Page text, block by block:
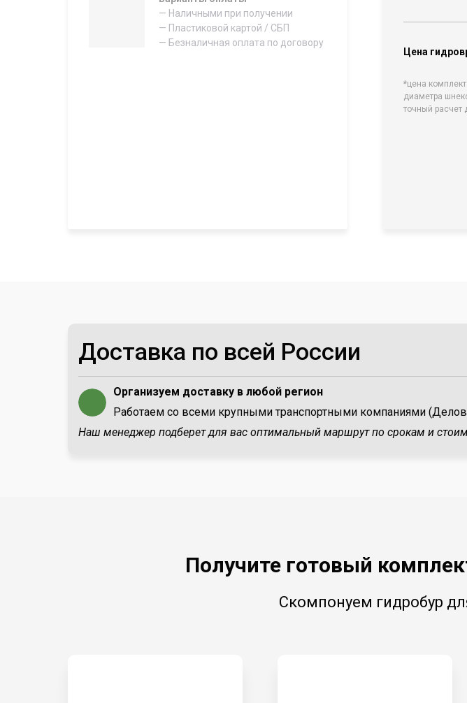
— Наличными при получении
— Пластиковой картой / СБП
— Безналичная оплата по договору
Цена
*цена
диаметра
точный расчет
Доставка по всей России
Организуем доставку в любой регион
Работаем со всеми крупными транспортными компаниями
Наш менеджер подберет для вас оптимальный маршрут по срокам и
Получите готовый
Скомпонуем гидробур